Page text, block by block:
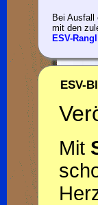
Bei Ausfall
mit den
ESV-
ESV-
Mit